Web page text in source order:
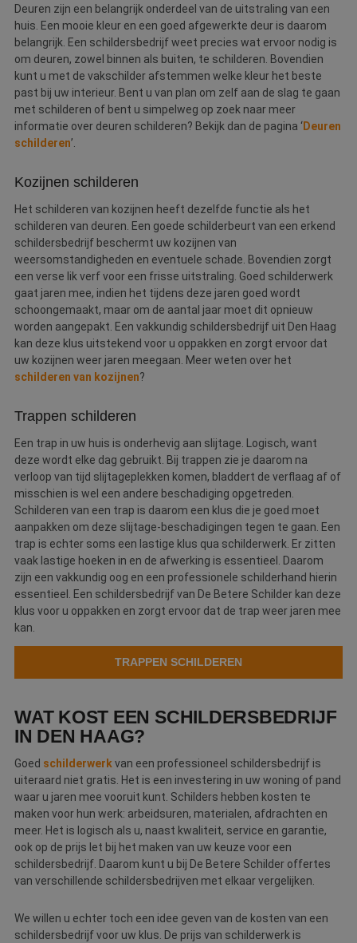
Deuren zijn een belangrijk onderdeel van de uitstraling van een
huis. Een mooie kleur en een goed afgewerkte deur is daarom
belangrijk. Een schildersbedrijf weet precies wat ervoor nodig is
om deuren, zowel binnen als buiten, te schilderen. Bovendien
kunt u met de vakschilder afstemmen welke kleur het beste
past bij uw interieur. Bent u van plan om zelf aan de slag te gaan
met schilderen of bent u simpelweg op zoek naar meer
informatie over deuren schilderen? Bekijk dan de pagina ‘Deuren
schilderen’.
Kozijnen schilderen
Het schilderen van kozijnen heeft dezelfde functie als het
schilderen van deuren. Een goede schilderbeurt van een erkend
schildersbedrijf beschermt uw kozijnen van
weersomstandigheden en eventuele schade. Bovendien zorgt
een verse lik verf voor een frisse uitstraling. Goed schilderwerk
gaat jaren mee, indien het tijdens deze jaren goed wordt
schoongemaakt, maar om de aantal jaar moet dit opnieuw
worden aangepakt. Een vakkundig schildersbedrijf uit Den Haag
kan deze klus uitstekend voor u oppakken en zorgt ervoor dat
uw kozijnen weer jaren meegaan. Meer weten over het
schilderen van kozijnen?
Trappen schilderen
Een trap in uw huis is onderhevig aan slijtage. Logisch, want
deze wordt elke dag gebruikt. Bij trappen zie je daarom na
verloop van tijd slijtageplekken komen, bladdert de verflaag af of
misschien is wel een andere beschadiging opgetreden.
Schilderen van een trap is daarom een klus die je goed moet
aanpakken om deze slijtage-beschadigingen tegen te gaan. Een
trap is echter soms een lastige klus qua schilderwerk. Er zitten
vaak lastige hoeken in en de afwerking is essentieel. Daarom
zijn een vakkundig oog en een professionele schilderhand hierin
essentieel. Een schildersbedrijf van De Betere Schilder kan deze
klus voor u oppakken en zorgt ervoor dat de trap weer jaren mee
kan.
TRAPPEN SCHILDEREN
WAT KOST EEN SCHILDERSBEDRIJF
IN DEN HAAG?
Goed schilderwerkvan een professioneel schildersbedrijf is
uiteraard niet gratis. Het is een investering in uw woning of pand
waar u jaren mee vooruit kunt. Schilders hebben kosten te
maken voor hun werk: arbeidsuren, materialen, afdrachten en
meer. Het is logisch als u, naast kwaliteit, service en garantie,
ook op de prijs let bij het maken van uw keuze voor een
schildersbedrijf. Daarom kunt u bij De Betere Schilder offertes
van verschillende schildersbedrijven met elkaar vergelijken.
We willen u echter toch een idee geven van de kosten van een
schildersbedrijf voor uw klus. De prijs van schilderwerk is